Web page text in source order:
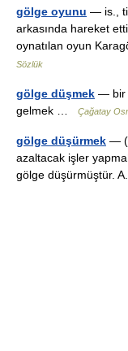
gölge oyunu — is.,
arkasında hareket
oynatılan oyun
Sözlük
gölge düşmek — bir
gelmek …
Çağatay
gölge düşürmek —
azaltacak işler
gölge düşürmüştür.